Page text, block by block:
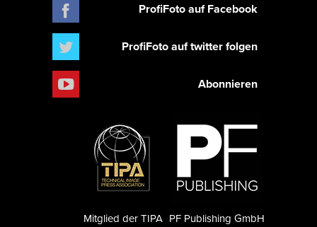
ProfiFoto auf Facebook
ProfiFoto auf twitter folgen
Abonnieren
PF Publishing GmbH
Mitglied der TIPA